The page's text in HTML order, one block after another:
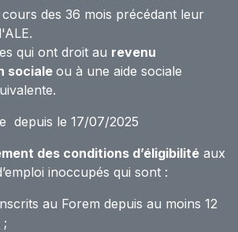
des 36 mois précédant leur
qui ont droit au revenu
socialeou à une aide sociale
depuis le 17/07/2025
des conditions d’éligibilité aux
inoccupés qui sont :
au Forem depuis au moins 12
;